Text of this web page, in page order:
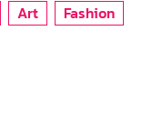
Art
Fashion